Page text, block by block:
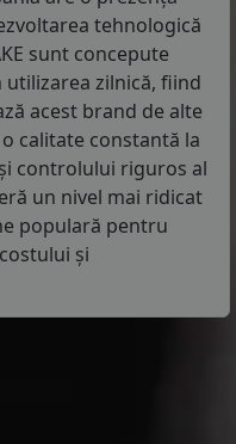
tehnologică
sunt concepute
zilnică, fiind
acest brand de alte
calitate constantă la
controlului riguros al
un nivel mai ridicat
populară pentru
și